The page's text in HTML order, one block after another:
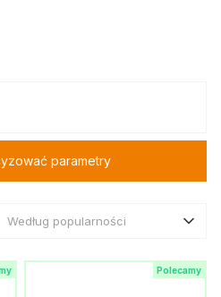
parametry
Według popularności
Polecamy